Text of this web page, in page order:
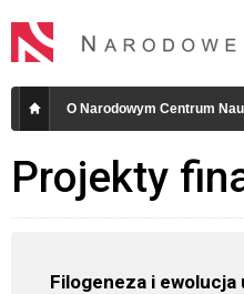
O Narodowym Centrum
Projekty
Filogeneza i